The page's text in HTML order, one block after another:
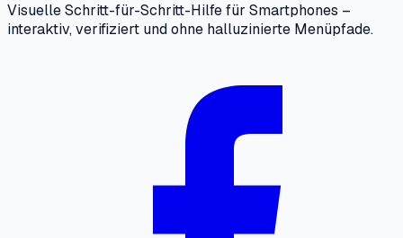
Visuelle Schritt-für-Schritt-Hilfe für Smartphones –
interaktiv, verifiziert und ohne halluzinierte Menüpfade.